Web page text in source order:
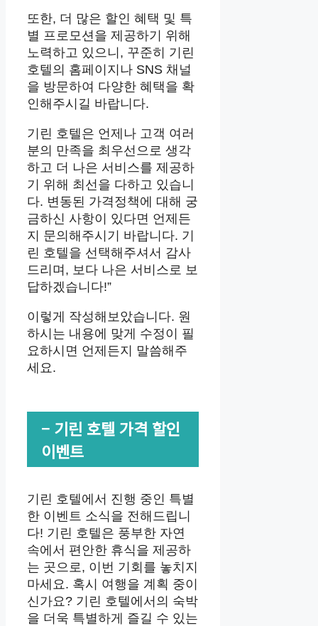
또한, 더 많은 할인 혜택 및 특
별 프로모션을 제공하기 위해
노력하고 있으니, 꾸준히 기린
호텔의 홈페이지나 SNS 채널
을 방문하여 다양한 혜택을 확
인해주시길 바랍니다.
기린 호텔은 언제나 고객 여러
분의 만족을 최우선으로 생각
하고 더 나은 서비스를 제공하
기 위해 최선을 다하고 있습니
다. 변동된 가격정책에 대해 궁
금하신 사항이 있다면 언제든
지 문의해주시기 바랍니다. 기
린 호텔을 선택해주셔서 감사
드리며, 보다 나은 서비스로 보
답하겠습니다!”
이렇게 작성해보았습니다. 원
하시는 내용에 맞게 수정이 필
요하시면 언제든지 말씀해주
세요.
– 기린 호텔 가격 할인
이벤트
기린 호텔에서 진행 중인 특별
한 이벤트 소식을 전해드립니
다! 기린 호텔은 풍부한 자연
속에서 편안한 휴식을 제공하
는 곳으로, 이번 기회를 놓치지
마세요. 혹시 여행을 계획 중이
신가요? 기린 호텔에서의 숙박
을 더욱 특별하게 즐길 수 있는